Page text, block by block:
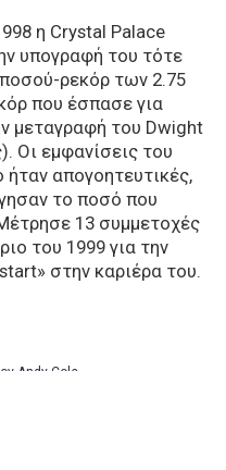
η Crystal Palace
υπογραφή του τότε
ρεκόρ των 2.75
που έσπασε για
μεταγραφή του Dwight
Οι εμφανίσεις του
απογοητευτικές,
το ποσό που
13 συμμετοχές
του 1999 για την
στην καριέρα του.
Andy Cole